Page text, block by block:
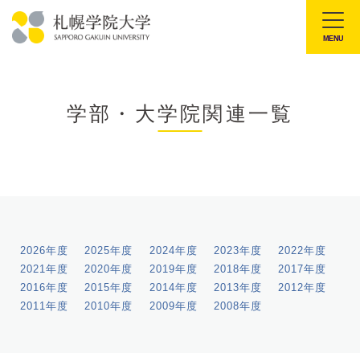
文
MENU
学部・大学院関連一覧
2026年度 2025年度 2024年度 2023年度
2022年度
2021年度
2020年度 2019年度 2018年度
2017年度
2016年度
2015年度 2014年度 2013年度
2012年度
2011年度
2010年度 2009年度 2008年度